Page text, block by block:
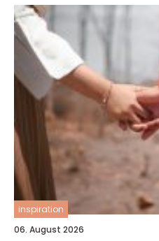
inspiration
06. August 2026